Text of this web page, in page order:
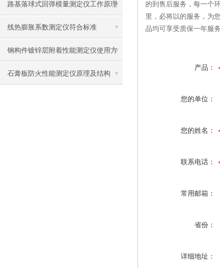
路基落球式回弹模量测定仪工作原理
及使用方法
线热膨胀系数测定仪符合标准
钢构件镀锌层附着性能测定仪使用方
法
石膏板防火性能测定仪原理及结构
的到售后服务，每一个
里，必将以的服务，为
品均可享受质保一年服
产品：
您的单位：
您的姓名：
联系电话：
常用邮箱：
省份：
详细地址：